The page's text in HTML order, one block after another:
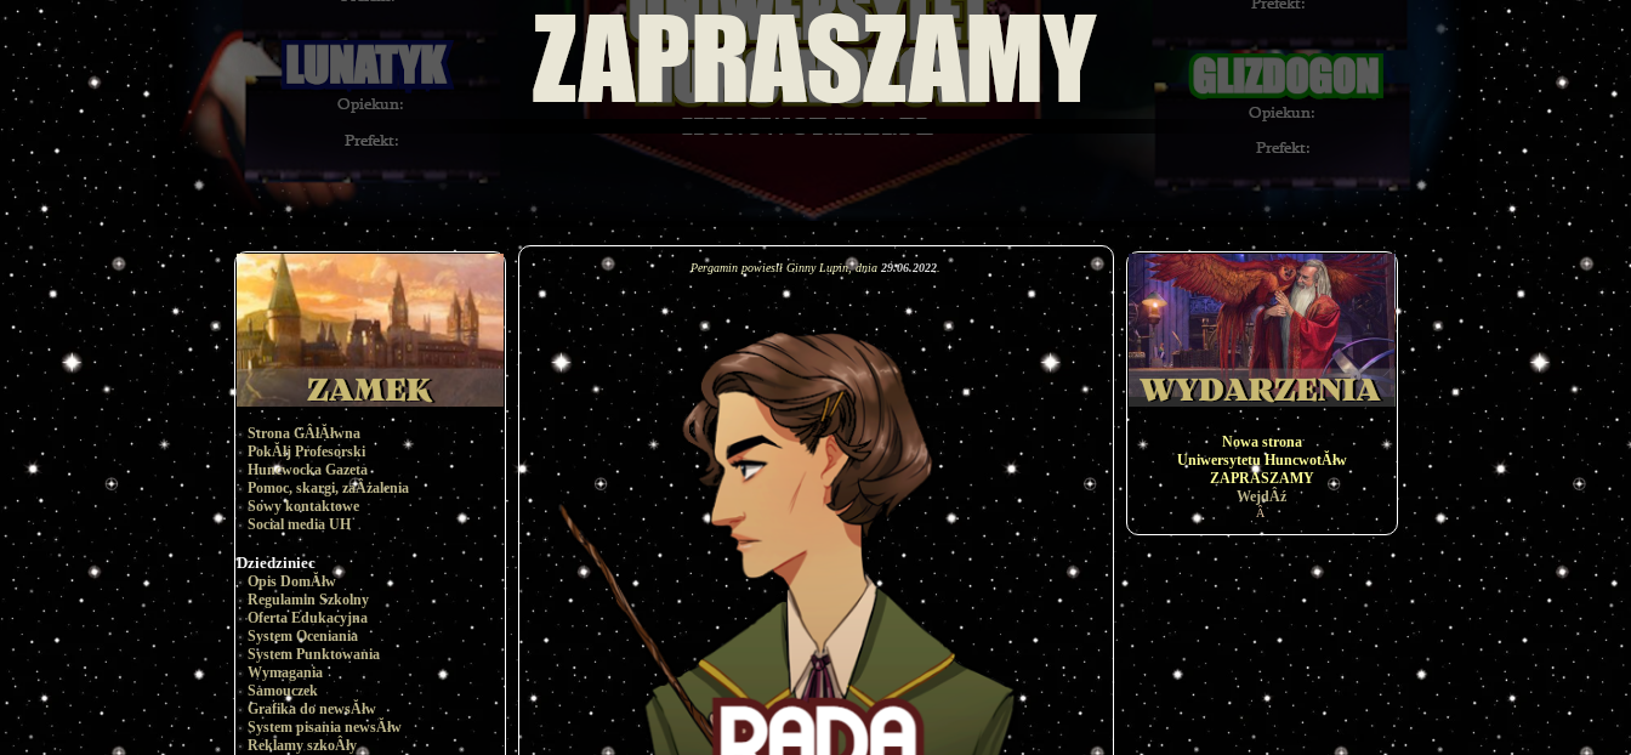
Strona GÂłĂłwna
PokĂłj Profesorski
Huncwocka Gazeta
Pomoc, skargi, zaÂżalenia
Sowy kontaktowe
Social media UH
Dziedziniec
Opis DomĂłw
Regulamin Szkolny
Oferta Edukacyjna
System Oceniania
System Punktowania
Wymagania
Samouczek
Grafika do newsĂłw
System pisania newsĂłw
Reklamy szkoÂły
Pergamin powiesił Ginny Lupin, dnia 29.06.2022
Nowa strona
Uniwersytetu HuncwotĂłw
ZAPRASZAMY
WejdÂź
Â